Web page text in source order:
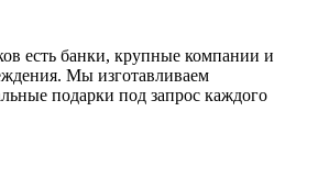
есть банки, крупные компании и
Мы изготавливаем
подарки под запрос каждого